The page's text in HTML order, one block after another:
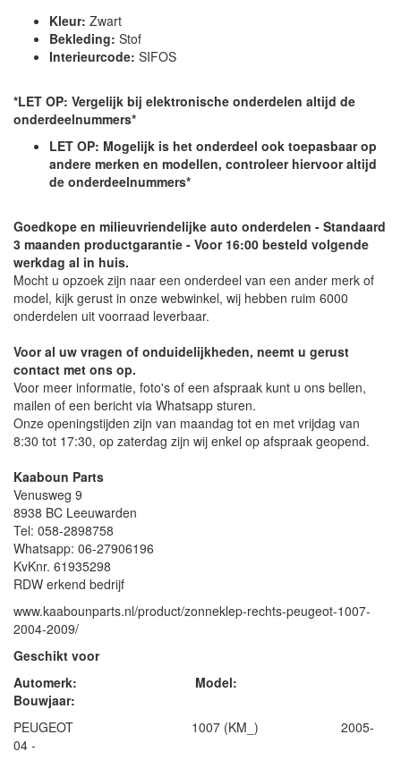
Kleur: Zwart
Bekleding: Stof
Interieurcode: SIFOS
*LET OP: Vergelijk bij elektronische onderdelen altijd de
onderdeelnummers*
LET OP: Mogelijk is het onderdeel ook toepasbaar op
andere merken en modellen, controleer hiervoor altijd
de onderdeelnummers*
Goedkope en milieuvriendelijke auto onderdelen - Standaard
3 maanden productgarantie - Voor 16:00 besteld volgende
werkdag al in huis.
Mocht u opzoek zijn naar een onderdeel van een ander merk of
model, kijk gerust in onze webwinkel, wij hebben ruim 6000
onderdelen uit voorraad leverbaar.
Voor al uw vragen of onduidelijkheden, neemt u gerust
contact met ons op.
Voor meer informatie, foto's of een afspraak kunt u ons bellen,
mailen of een bericht via Whatsapp sturen.
Onze openingstijden zijn van maandag tot en met vrijdag van
8:30 tot 17:30, op zaterdag zijn wij enkel op afspraak geopend.
Kaaboun Parts
Venusweg 9
8938 BC Leeuwarden
Tel: 058-2898758
Whatsapp: 06-27906196
KvKnr. 61935298
RDW erkend bedrijf
www.kaabounparts.nl/product/zonneklep-rechts-peugeot-1007-
2004-2009/
Geschikt voor
Automerk: Model:
Bouwjaar:
PEUGEOT 1007 (KM_) 2005-
04 -